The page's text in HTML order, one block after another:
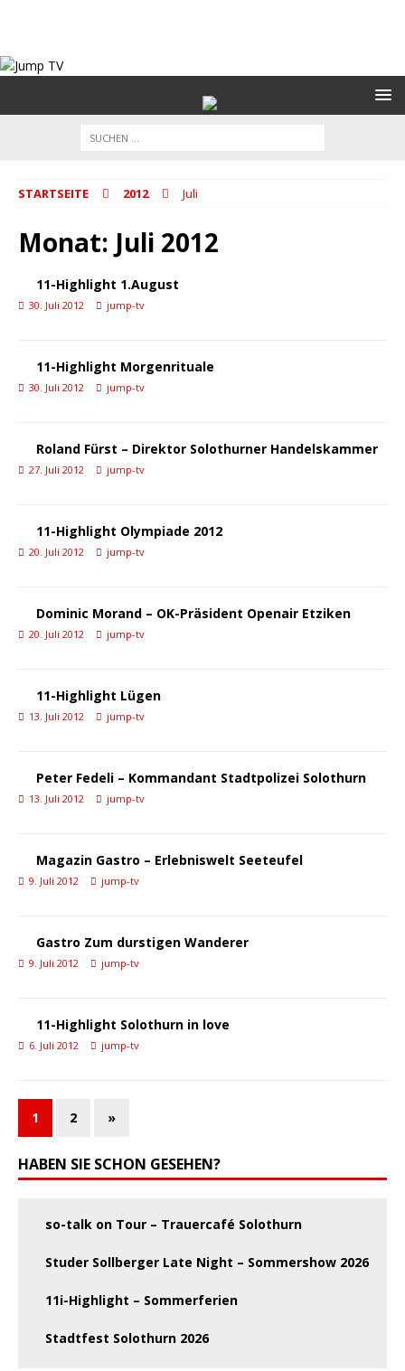
STARTSEITE 2012 Juli
Monat: Juli 2012
11-Highlight 1.August
30. Juli 2012 jump-tv
11-Highlight Morgenrituale
30. Juli 2012 jump-tv
Roland Fürst – Direktor Solothurner Handelskammer
27. Juli 2012 jump-tv
11-Highlight Olympiade 2012
20. Juli 2012 jump-tv
Dominic Morand – OK-Präsident Openair Etziken
20. Juli 2012 jump-tv
11-Highlight Lügen
13. Juli 2012 jump-tv
Peter Fedeli – Kommandant Stadtpolizei Solothurn
13. Juli 2012 jump-tv
Magazin Gastro – Erlebniswelt Seeteufel
9. Juli 2012 jump-tv
Gastro Zum durstigen Wanderer
9. Juli 2012 jump-tv
11-Highlight Solothurn in love
6. Juli 2012 jump-tv
1 2 »
HABEN SIE SCHON GESEHEN?
so-talk on Tour – Trauercafé Solothurn
Studer Sollberger Late Night – Sommershow 2026
11i-Highlight – Sommerferien
Stadtfest Solothurn 2026